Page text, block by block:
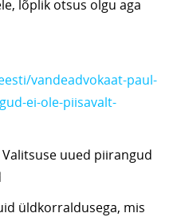
lõplik otsus olgu aga
vandeadvokaat-paul-
ei-ole-piisavalt-
uued piirangud
üldkorraldusega, mis